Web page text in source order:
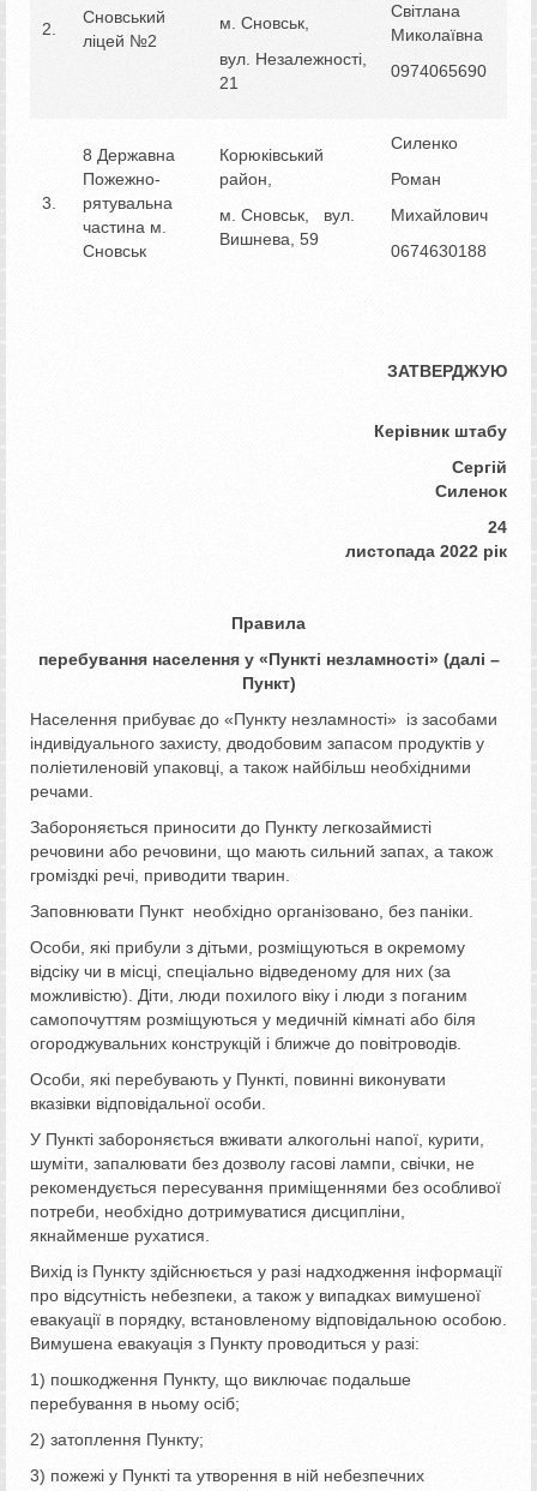
2.
Сновський
ліцей №2
м. Сновськ,
вул. Незалежності,
21
Світлана
Миколаївна
0974065690
3.
8 Державна
Пожежно-
рятувальна
частина м.
Сновськ
Корюківський
район,
м. Сновськ, вул.
Вишнева, 59
Силенко
Роман
Михайлович
0674630188
ЗАТВЕРДЖУЮ
Керівник штабу
Сергій
Силенок
24
листопада 2022 рік
Правила
перебування населення у «Пункті незламності» (далі –
Пункт)
Населення прибуває до «Пункту незламності» із засобами
індивідуального захисту, дводобовим запасом продуктів у
поліетиленовій упаковці, а також найбільш необхідними
речами.
Забороняється приносити до Пункту легкозаймисті
речовини або речовини, що мають сильний запах, а також
громіздкі речі, приводити тварин.
Заповнювати Пункт необхідно організовано, без паніки.
Особи, які прибули з дітьми, розміщуються в окремому
відсіку чи в місці, спеціально відведеному для них (за
можливістю). Діти, люди похилого віку і люди з поганим
самопочуттям розміщуються у медичній кімнаті або біля
огороджувальних конструкцій і ближче до повітроводів.
Особи, які перебувають у Пункті, повинні виконувати
вказівки відповідальної особи.
У Пункті забороняється вживати алкогольні напої, курити,
шуміти, запалювати без дозволу гасові лампи, свічки, не
рекомендується пересування приміщеннями без особливої
потреби, необхідно дотримуватися дисципліни,
якнайменше рухатися.
Вихід із Пункту здійснюється у разі надходження інформації
про відсутність небезпеки, а також у випадках вимушеної
евакуації в порядку, встановленому відповідальною особою.
Вимушена евакуація з Пункту проводиться у разі:
1) пошкодження Пункту, що виключає подальше
перебування в ньому осіб;
2) затоплення Пункту;
3) пожежі у Пункті та утворення в ній небезпечних